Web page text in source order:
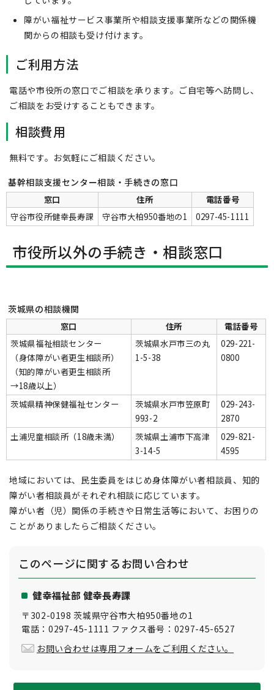
障がい福祉サービス事業所や相談支援事業所などの関係機
関からの相談も受け付けます。
ご利用方法
電話や市役所の窓口でご相談を承ります。ご自宅等へ訪問し、
ご相談をお受けすることもできます。
相談費用
無料です。お気軽にご相談ください。
基幹相談支援センター相談・手続きの窓口
窓口 住所
電話番号
守谷市役所健幸長寿課
守谷市大柏950番地の1 0297-45-1111
市役所以外の手続き・相談窓口
茨城県の相談機関
窓口 住所
電話番号
茨城県福祉相談センター
（身体障がい者更生相談所）
（知的障がい者更生相談所
→18歳以上）
茨城県水戸市三の丸
1-5-38
029-221-
0800
茨城県精神保健福祉センター
茨城県水戸市笠原町
993-2
029-243-
2870
土浦児童相談所（18歳未満）
茨城県土浦市下高津
3-14-5
029-821-
4595
地域においては、民生委員をはじめ身体障がい者相談員、知的
障がい者相談員がそれぞれ相談に応じています。
障がい者（児）関係の手続きや日常生活等において、お困りの
ことがありましたらご相談ください。
このページに関するお問い合わせ
健幸福祉部 健幸長寿課
〒302-0198 茨城県守谷市大柏950番地の1
電話：0297-45-1111 ファクス番号：0297-45-6527
お問い合わせは専用フォームをご利用ください。